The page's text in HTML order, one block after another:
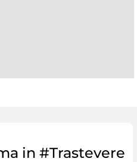
in #Trastevere